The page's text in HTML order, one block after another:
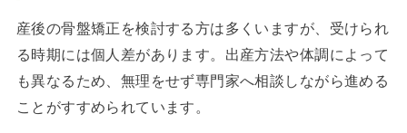
産後の骨盤矯正を検討する方は多くいますが、受けられ
る時期には個人差があります。出産方法や体調によって
も異なるため、無理をせず専門家へ相談しながら進める
ことがすすめられています。